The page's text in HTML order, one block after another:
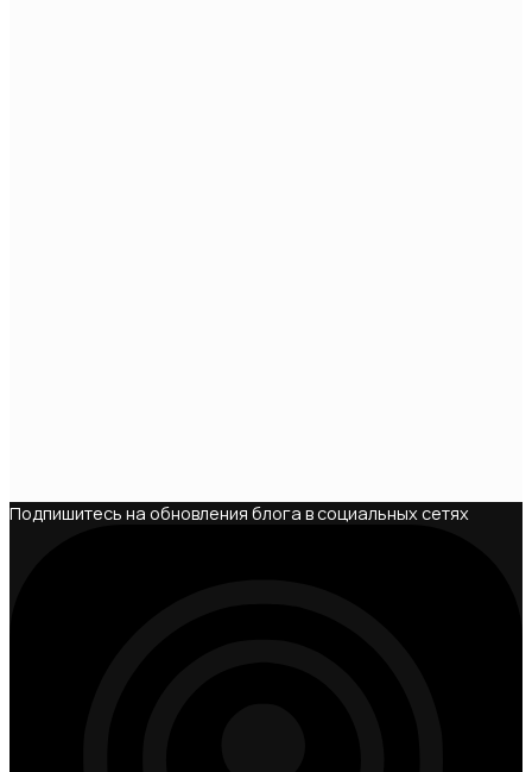
Подпишитесь на обновления блога в социальных сетях